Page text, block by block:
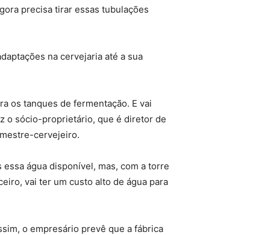
precisa tirar essas tubulações
na cervejaria até a sua
os tanques de fermentação. E vai
o sócio-proprietário, que é diretor de
cervejeiro.
água disponível, mas, com a torre
vai ter um custo alto de água para
o empresário prevê que a fábrica